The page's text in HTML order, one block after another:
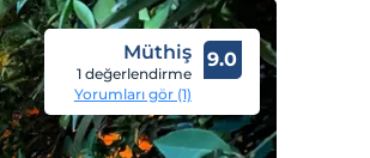
Müthiş
1 değerlendirme
Yorumları gör (1)
9.0